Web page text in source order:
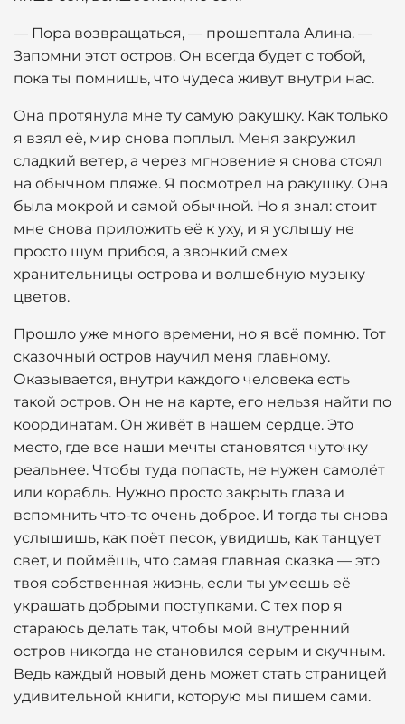
— Пора возвращаться, — прошептала Алина. —
Запомни этот остров. Он всегда будет с тобой,
пока ты помнишь, что чудеса живут внутри нас.
Она протянула мне ту самую ракушку. Как только
я взял её, мир снова поплыл. Меня закружил
сладкий ветер, а через мгновение я снова стоял
на обычном пляже. Я посмотрел на ракушку. Она
была мокрой и самой обычной. Но я знал: стоит
мне снова приложить её к уху, и я услышу не
просто шум прибоя, а звонкий смех
хранительницы острова и волшебную музыку
цветов.
Прошло уже много времени, но я всё помню. Тот
сказочный остров научил меня главному.
Оказывается, внутри каждого человека есть
такой остров. Он не на карте, его нельзя найти по
координатам. Он живёт в нашем сердце. Это
место, где все наши мечты становятся чуточку
реальнее. Чтобы туда попасть, не нужен самолёт
или корабль. Нужно просто закрыть глаза и
вспомнить что-то очень доброе. И тогда ты снова
услышишь, как поёт песок, увидишь, как танцует
свет, и поймёшь, что самая главная сказка — это
твоя собственная жизнь, если ты умеешь её
украшать добрыми поступками. С тех пор я
стараюсь делать так, чтобы мой внутренний
остров никогда не становился серым и скучным.
Ведь каждый новый день может стать страницей
удивительной книги, которую мы пишем сами.